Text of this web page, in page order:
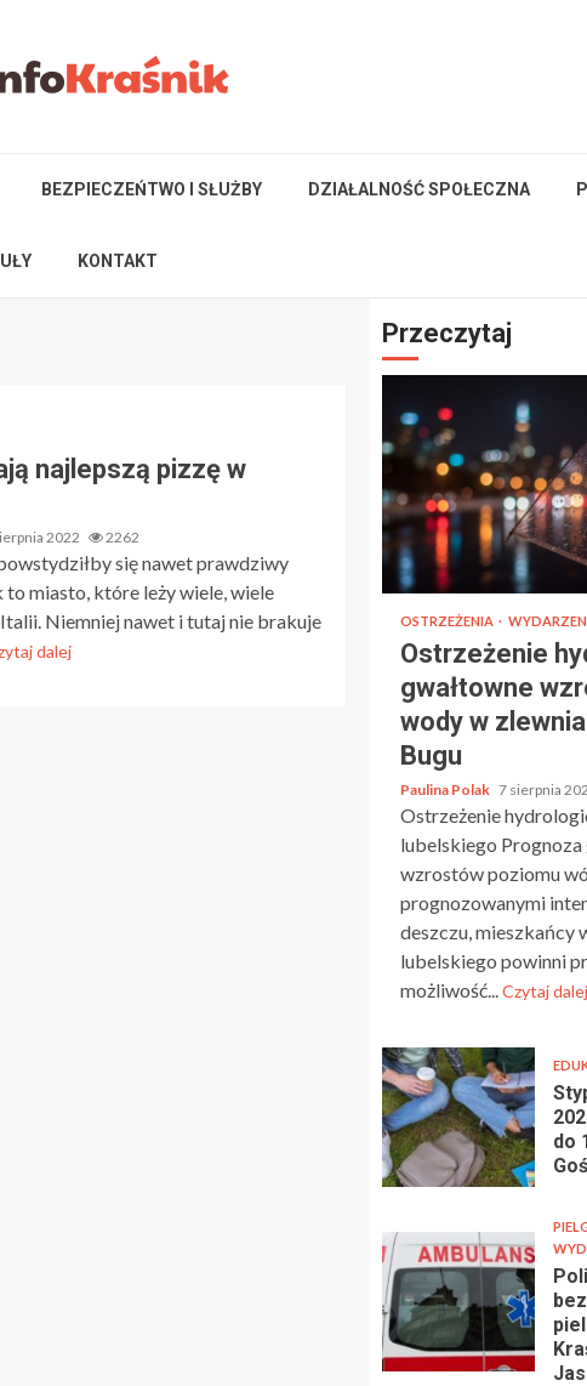
BEZPIECZEŃTWO I SŁUŻBY DZIAŁALNOŚĆ SPOŁECZNA
KONTAKT
najlepszą pizzę w
2022 2262
się nawet prawdziwy
to miasto, które leży wiele, wiele
Niemniej nawet i tutaj nie brakuje
dalej
Przeczytaj
OSTRZEŻENIA
Ostrzeżenie
gwałtowne
wody w
Bugu
Paulina Polak 7 sierpnia
Ostrzeżenie
lubelskiego Prognoza
wzrostów poziomu
prognozowanymi
deszczu, mieszkańcy
lubelskiego powinni
możliwość...Czytaj dalej
do